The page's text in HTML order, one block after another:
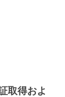
取得およ